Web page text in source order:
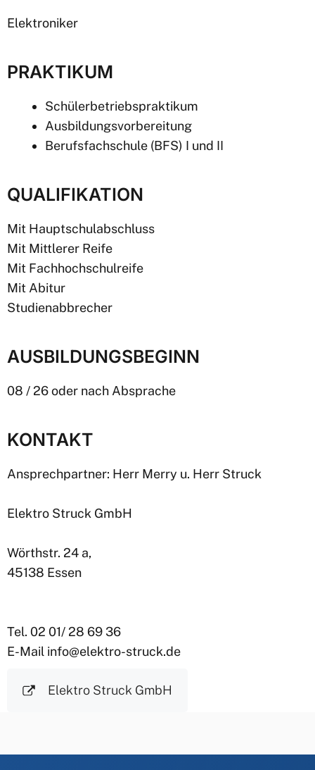
Elektroniker
PRAKTIKUM
Schülerbetriebspraktikum
Ausbildungsvorbereitung
Berufsfachschule (BFS) I und II
QUALIFIKATION
Mit Hauptschulabschluss
Mit Mittlerer Reife
Mit Fachhochschulreife
Mit Abitur
Studienabbrecher
AUSBILDUNGSBEGINN
08 / 26 oder nach Absprache
KONTAKT
Ansprechpartner: Herr Merry u. Herr Struck
Elektro Struck GmbH
Wörthstr. 24 a,
45138 Essen
Tel. 02 01/ 28 69 36
E-Mail info@elektro-struck.de
Elektro Struck GmbH